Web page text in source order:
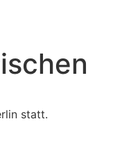
statt.